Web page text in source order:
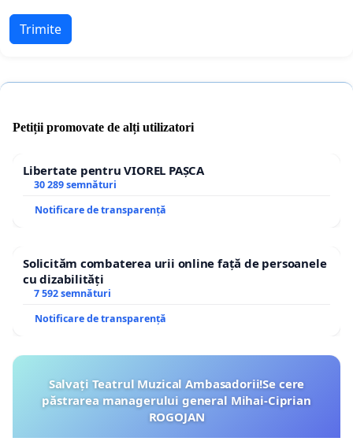
Trimite
Petiții promovate de alți utilizatori
Libertate pentru VIOREL PAȘCA
30 289 semnături
Notificare de transparență
Solicităm combaterea urii online față de persoanele
cu dizabilități
7 592 semnături
Notificare de transparență
Salvați Teatrul Muzical Ambasadorii!Se cere
păstrarea managerului general Mihai-Ciprian
ROGOJAN